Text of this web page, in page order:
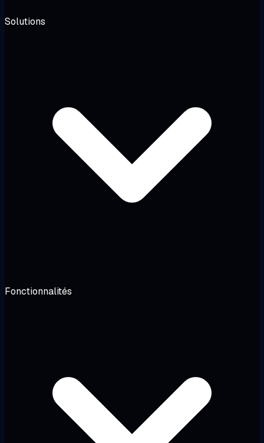
Solutions
Fonctionnalités